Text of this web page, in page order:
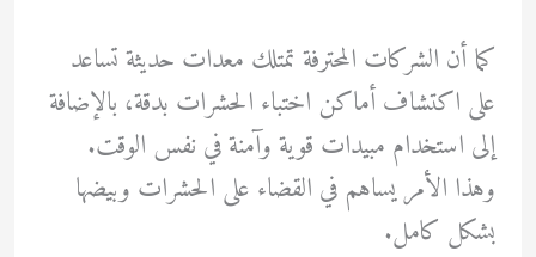
كما أن الشركات المحترفة تمتلك معدات حديثة تساعد
على اكتشاف أماكن اختباء الحشرات بدقة، بالإضافة
إلى استخدام مبيدات قوية وآمنة في نفس الوقت.
وهذا الأمر يساهم في القضاء على الحشرات وبيضها
بشكل كامل.